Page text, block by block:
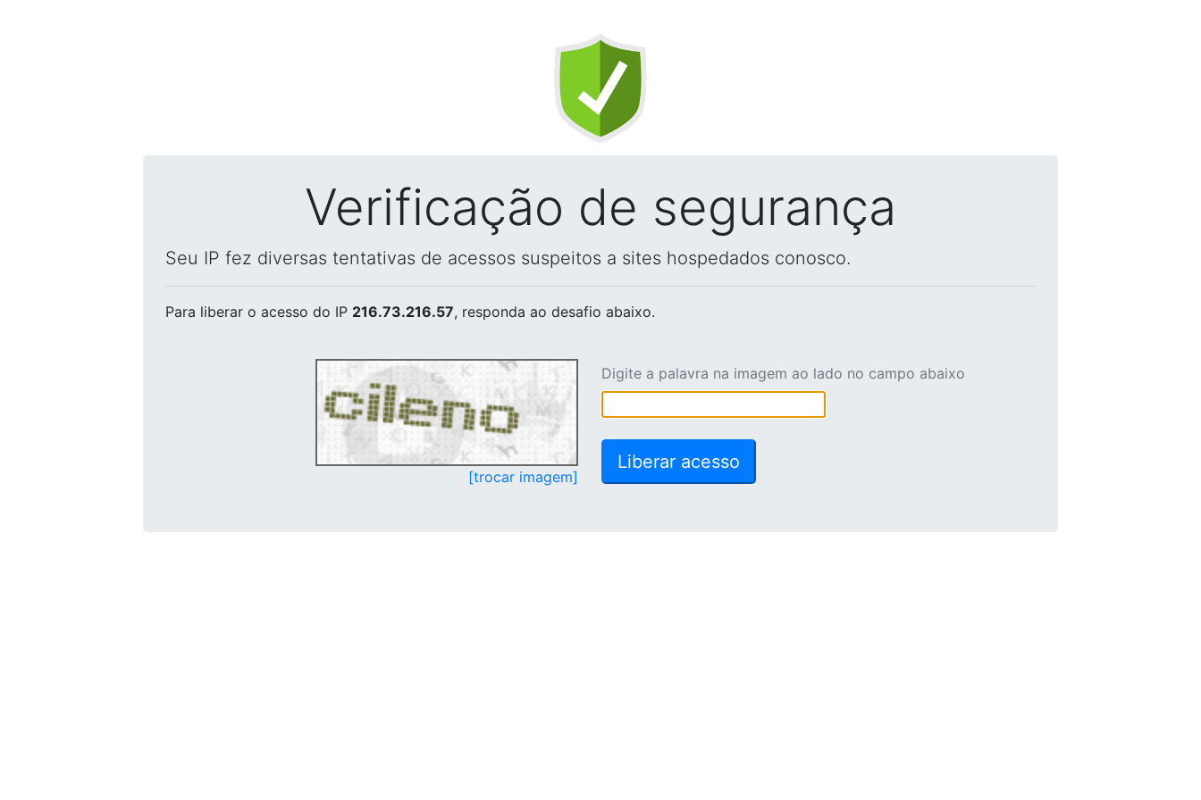
Verificação de segurança
Seu IP fez diversas tentativas de acessos suspeitos a sites hospedados conosco.
Para liberar o acesso do IP 216.73.216.57, responda ao desafio abaixo.
[trocar imagem]
Digite a palavra na imagem ao lado no campo abaixo